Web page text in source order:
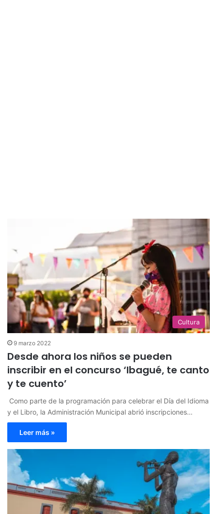
Cultura
9 marzo 2022
Desde ahora los niños se pueden
inscribir en el concurso ‘Ibagué, te canto
y te cuento’
​​ Como parte de la programación para celebrar el Día del Idioma
y el Libro, la Administración Municipal abrió inscripciones…
Leer más »